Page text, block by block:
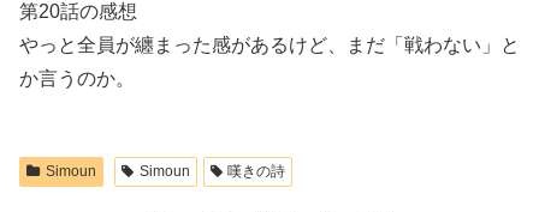
第20話の感想
やっと全員が纏まった感があるけど、まだ「戦わない」と
か言うのか。
Simoun Simoun 嘆きの詩